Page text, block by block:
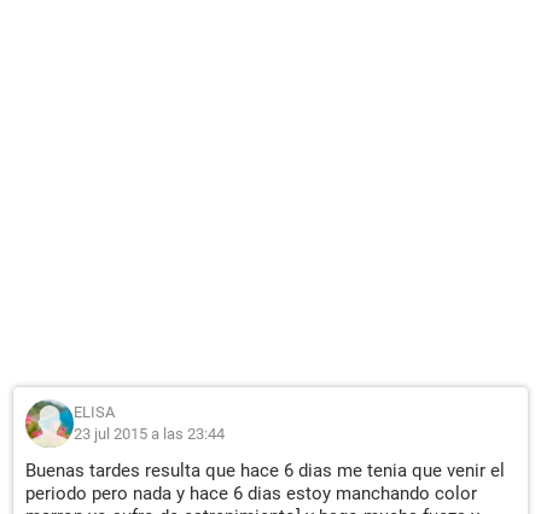
ELISA
23 jul 2015 a las 23:44
Buenas tardes resulta que hace 6 dias me tenia que venir el
periodo pero nada y hace 6 dias estoy manchando color